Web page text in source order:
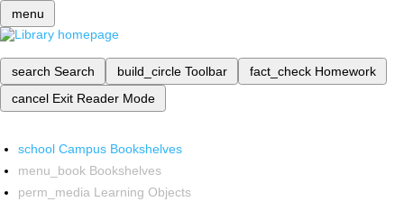
menu
search Search build_circle Toolbar fact_check Homework
cancel Exit Reader Mode
school Campus Bookshelves
menu_book Bookshelves
perm_media Learning Objects